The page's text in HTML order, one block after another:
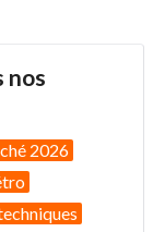
nos
2026